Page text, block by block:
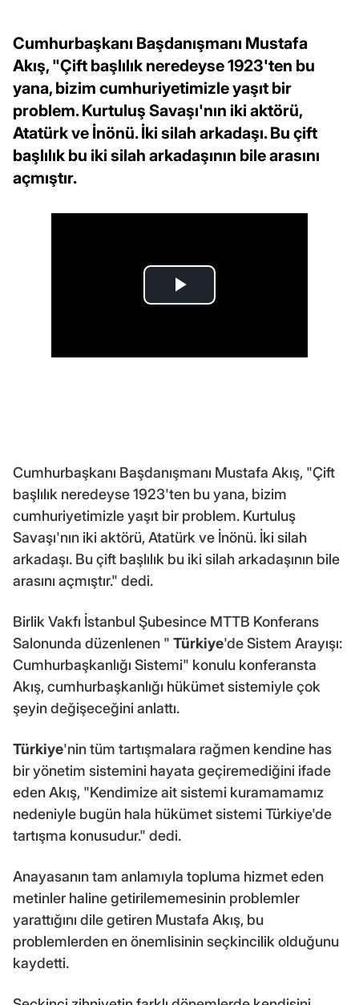
Cumhurbaşkanı Başdanışmanı Mustafa
Akış, "Çift başlılık neredeyse 1923'ten bu
yana, bizim cumhuriyetimizle yaşıt bir
problem. Kurtuluş Savaşı'nın iki aktörü,
Atatürk ve İnönü. İki silah arkadaşı. Bu çift
başlılık bu iki silah arkadaşının bile arasını
açmıştır.
Cumhurbaşkanı Başdanışmanı Mustafa Akış, "Çift
başlılık neredeyse 1923'ten bu yana, bizim
cumhuriyetimizle yaşıt bir problem. Kurtuluş
Savaşı'nın iki aktörü, Atatürk ve İnönü. İki silah
arkadaşı. Bu çift başlılık bu iki silah arkadaşının bile
arasını açmıştır." dedi.
Birlik Vakfı İstanbul Şubesince MTTB Konferans
Salonunda düzenlenen " Türkiye'de Sistem Arayışı:
Cumhurbaşkanlığı Sistemi" konulu konferansta
Akış, cumhurbaşkanlığı hükümet sistemiyle çok
şeyin değişeceğini anlattı.
Türkiye'nin tüm tartışmalara rağmen kendine has
bir yönetim sistemini hayata geçiremediğini ifade
eden Akış, "Kendimize ait sistemi kuramamamız
nedeniyle bugün hala hükümet sistemi Türkiye'de
tartışma konusudur." dedi.
Anayasanın tam anlamıyla topluma hizmet eden
metinler haline getirilememesinin problemler
yarattığını dile getiren Mustafa Akış, bu
problemlerden en önemlisinin seçkincilik olduğunu
kaydetti.